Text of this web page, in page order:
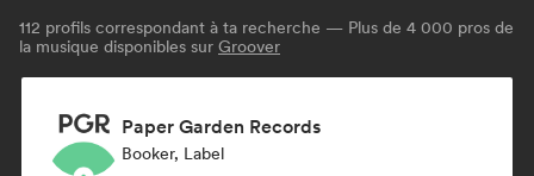
112 profils correspondant à ta recherche — Plus de 4 000 pros de
la musique disponibles sur Groover
Paper Garden Records
Booker, Label